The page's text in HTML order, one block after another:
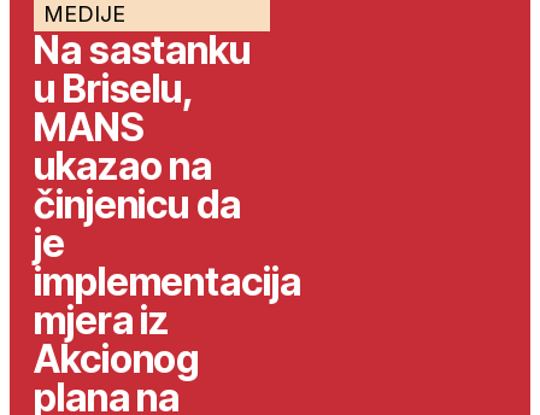
MEDIJE
Na sastanku
u Briselu,
MANS
ukazao na
činjenicu da
je
implementacija
mjera iz
Akcionog
plana na